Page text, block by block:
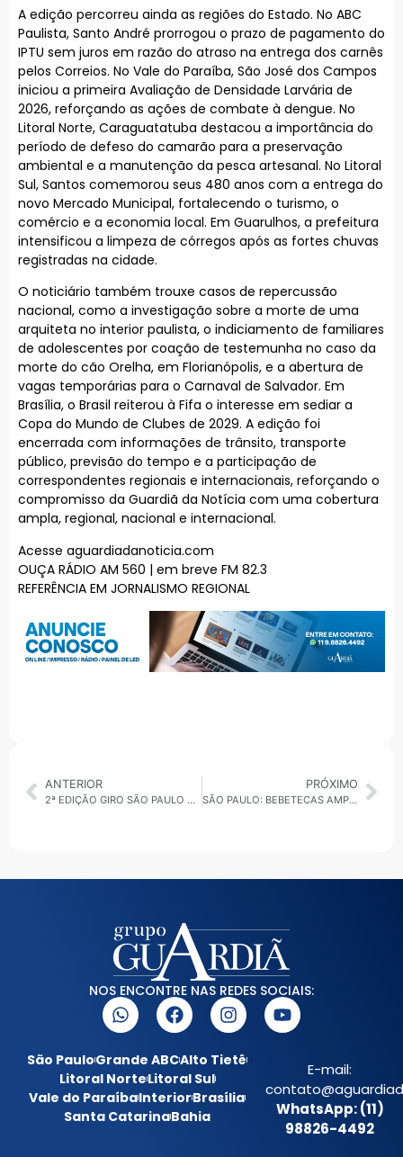
A edição percorreu ainda as regiões do Estado. No ABC
Paulista, Santo André prorrogou o prazo de pagamento do
IPTU sem juros em razão do atraso na entrega dos carnês
pelos Correios. No Vale do Paraíba, São José dos Campos
iniciou a primeira Avaliação de Densidade Larvária de
2026, reforçando as ações de combate à dengue. No
Litoral Norte, Caraguatatuba destacou a importância do
período de defeso do camarão para a preservação
ambiental e a manutenção da pesca artesanal. No Litoral
Sul, Santos comemorou seus 480 anos com a entrega do
novo Mercado Municipal, fortalecendo o turismo, o
comércio e a economia local. Em Guarulhos, a prefeitura
intensificou a limpeza de córregos após as fortes chuvas
registradas na cidade.
O noticiário também trouxe casos de repercussão
nacional, como a investigação sobre a morte de uma
arquiteta no interior paulista, o indiciamento de familiares
de adolescentes por coação de testemunha no caso da
morte do cão Orelha, em Florianópolis, e a abertura de
vagas temporárias para o Carnaval de Salvador. Em
Brasília, o Brasil reiterou à Fifa o interesse em sediar a
Copa do Mundo de Clubes de 2029. A edição foi
encerrada com informações de trânsito, transporte
público, previsão do tempo e a participação de
correspondentes regionais e internacionais, reforçando o
compromisso da Guardiã da Notícia com uma cobertura
ampla, regional, nacional e internacional.
Acesse aguardiadanoticia.com
OUÇA RÁDIO AM 560 | em breve FM 82.3
REFERÊNCIA EM JORNALISMO REGIONAL
ANTERIOR
2ª EDIÇÃO GIRO SÃO PAULO CAPITAL – TERÇA, 27/01/2026: SAÚDE E INVESTIMENTOS PÚBLICOS
PRÓXIMO
SÃO PAULO: BEBETECAS AMPLIAM ATENDIMENTO À PRIMEIRA INFÂNCIA NOS CEUS DA CAPITAL
NOS ENCONTRE NAS REDES SOCIAIS:
São PauloGrande ABCAlto Tietê
Litoral NorteLitoral Sul
Vale do ParaíbaInteriorBrasília
Santa CatarinaBahia
E-mail:
WhatsApp: (11)
98826-4492